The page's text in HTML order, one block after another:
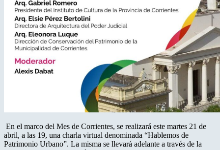
En el marco del Mes de Corrientes, se realizará este martes 21 de
abril, a las 19, una charla virtual denominada “Hablemos de
Patrimonio Urbano”. La misma se llevará adelante a través de la